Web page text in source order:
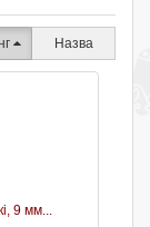
Назва
9 мм...